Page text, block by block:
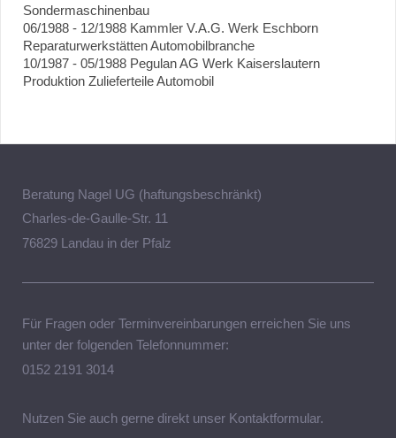
Sondermaschinenbau
06/1988 - 12/1988 Kammler V.A.G. Werk Eschborn
Reparaturwerkstätten Automobilbranche
10/1987 - 05/1988 Pegulan AG Werk Kaiserslautern
Produktion Zulieferteile Automobil
Beratung Nagel UG (haftungsbeschränkt)
Charles-de-Gaulle-Str. 11
76829 Landau in der Pfalz
Für Fragen oder Terminvereinbarungen erreichen Sie uns
unter der folgenden Telefonnummer:
0152 2191 3014
Nutzen Sie auch gerne direkt unser Kontaktformular.